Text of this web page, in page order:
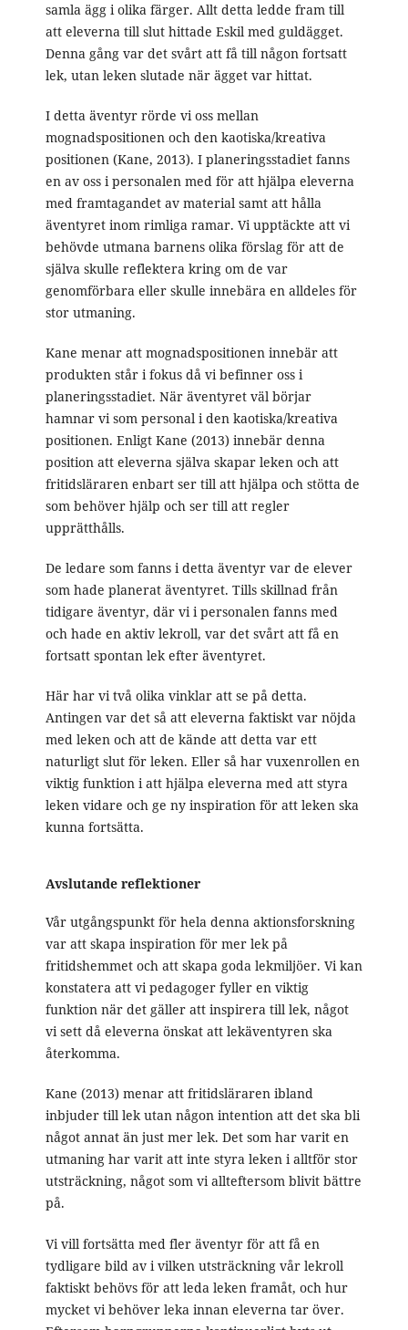
samla ägg i olika färger. Allt detta ledde fram till
att eleverna till slut hittade Eskil med guldägget.
Denna gång var det svårt att få till någon fortsatt
lek, utan leken slutade när ägget var hittat.
I detta äventyr rörde vi oss mellan
mognadspositionen och den kaotiska/kreativa
positionen (Kane, 2013). I planeringsstadiet fanns
en av oss i personalen med för att hjälpa eleverna
med framtagandet av material samt att hålla
äventyret inom rimliga ramar. Vi upptäckte att vi
behövde utmana barnens olika förslag för att de
själva skulle reflektera kring om de var
genomförbara eller skulle innebära en alldeles för
stor utmaning.
Kane menar att mognadspositionen innebär att
produkten står i fokus då vi befinner oss i
planeringsstadiet. När äventyret väl börjar
hamnar vi som personal i den kaotiska/kreativa
positionen. Enligt Kane (2013) innebär denna
position att eleverna själva skapar leken och att
fritidsläraren enbart ser till att hjälpa och stötta de
som behöver hjälp och ser till att regler
upprätthålls.
De ledare som fanns i detta äventyr var de elever
som hade planerat äventyret. Tills skillnad från
tidigare äventyr, där vi i personalen fanns med
och hade en aktiv lekroll, var det svårt att få en
fortsatt spontan lek efter äventyret.
Här har vi två olika vinklar att se på detta.
Antingen var det så att eleverna faktiskt var nöjda
med leken och att de kände att detta var ett
naturligt slut för leken. Eller så har vuxenrollen en
viktig funktion i att hjälpa eleverna med att styra
leken vidare och ge ny inspiration för att leken ska
kunna fortsätta.
Avslutande reflektioner
Vår utgångspunkt för hela denna aktionsforskning
var att skapa inspiration för mer lek på
fritidshemmet och att skapa goda lekmiljöer. Vi kan
konstatera att vi pedagoger fyller en viktig
funktion när det gäller att inspirera till lek, något
vi sett då eleverna önskat att lekäventyren ska
återkomma.
Kane (2013) menar att fritidsläraren ibland
inbjuder till lek utan någon intention att det ska bli
något annat än just mer lek. Det som har varit en
utmaning har varit att inte styra leken i alltför stor
utsträckning, något som vi allteftersom blivit bättre
på.
Vi vill fortsätta med fler äventyr för att få en
tydligare bild av i vilken utsträckning vår lekroll
faktiskt behövs för att leda leken framåt, och hur
mycket vi behöver leka innan eleverna tar över.